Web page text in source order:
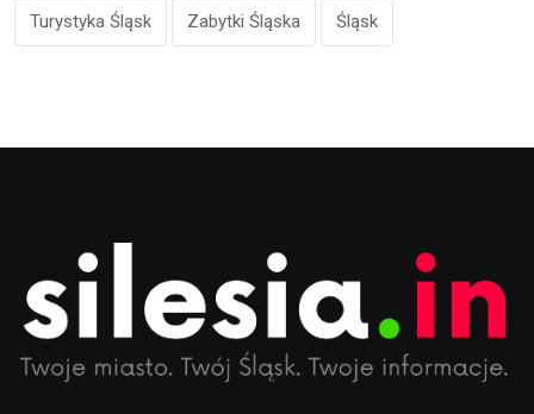
Turystyka Śląsk Zabytki Śląska Śląsk